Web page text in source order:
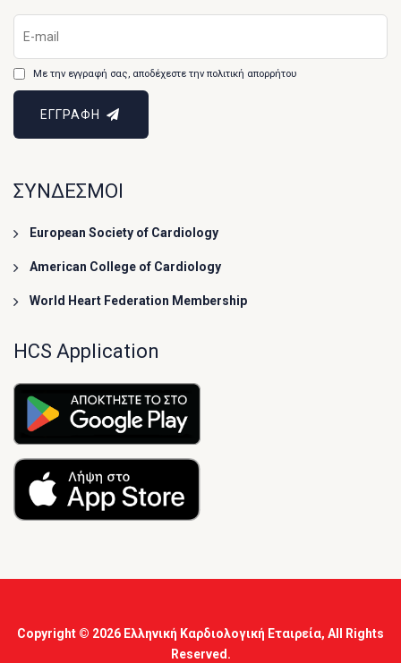
Με την εγγραφή σας, αποδέχεστε την πολιτική απορρήτου
ΕΓΓΡΑΦΗ
ΣΥΝΔΕΣΜΟΙ
European Society of Cardiology
American College of Cardiology
World Heart Federation Membership
HCS Application
Copyright © 2026 Ελληνική Καρδιολογική Εταιρεία, All Rights
Reserved.